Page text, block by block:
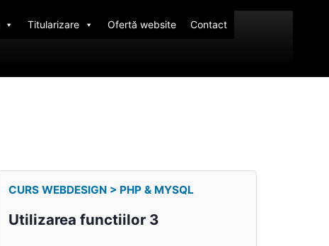
Titularizare Ofertă website Contact
CURS WEBDESIGN > PHP & MYSQL
Utilizarea functiilor 3